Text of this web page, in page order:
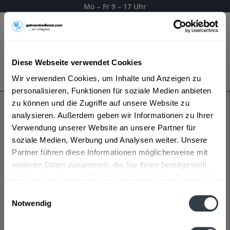
Diese Webseite verwendet Cookies
Wir verwenden Cookies, um Inhalte und Anzeigen zu
personalisieren, Funktionen für soziale Medien anbieten
zu können und die Zugriffe auf unsere Website zu
analysieren. Außerdem geben wir Informationen zu Ihrer
Verwendung unserer Website an unsere Partner für
soziale Medien, Werbung und Analysen weiter. Unsere
Partner führen diese Informationen möglicherweise mit
weiteren Daten zusammen, die Sie ihnen bereitgestellt
Notwendig
Mo – Fr 9 – 17 Uhr
Es gilt unsereDatenschutzerklärung
Gold of Mauritius